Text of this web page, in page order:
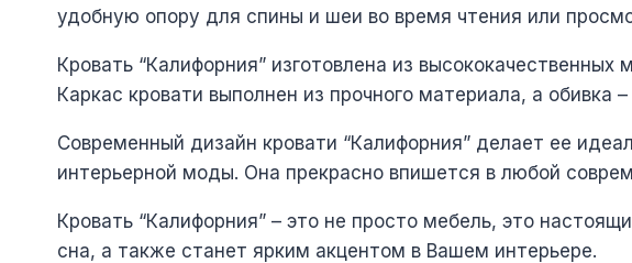
удобную опору для спины и шеи во время чтения или
Кровать “Калифорния” изготовлена из
Каркас кровати выполнен из прочного материала, а обивка
Современный дизайн кровати “Калифорния” делает ее
интерьерной моды. Она прекрасно впишется в любой
Кровать “Калифорния” – это не просто мебель, это
сна, а также станет ярким акцентом в Вашем интерьере.